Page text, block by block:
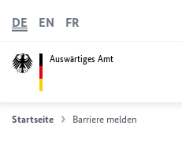
Auswärtiges Amt
DE EN FR
Startseite Barriere melden